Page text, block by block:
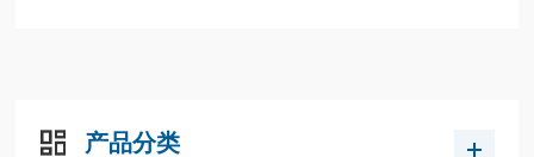
产品分类